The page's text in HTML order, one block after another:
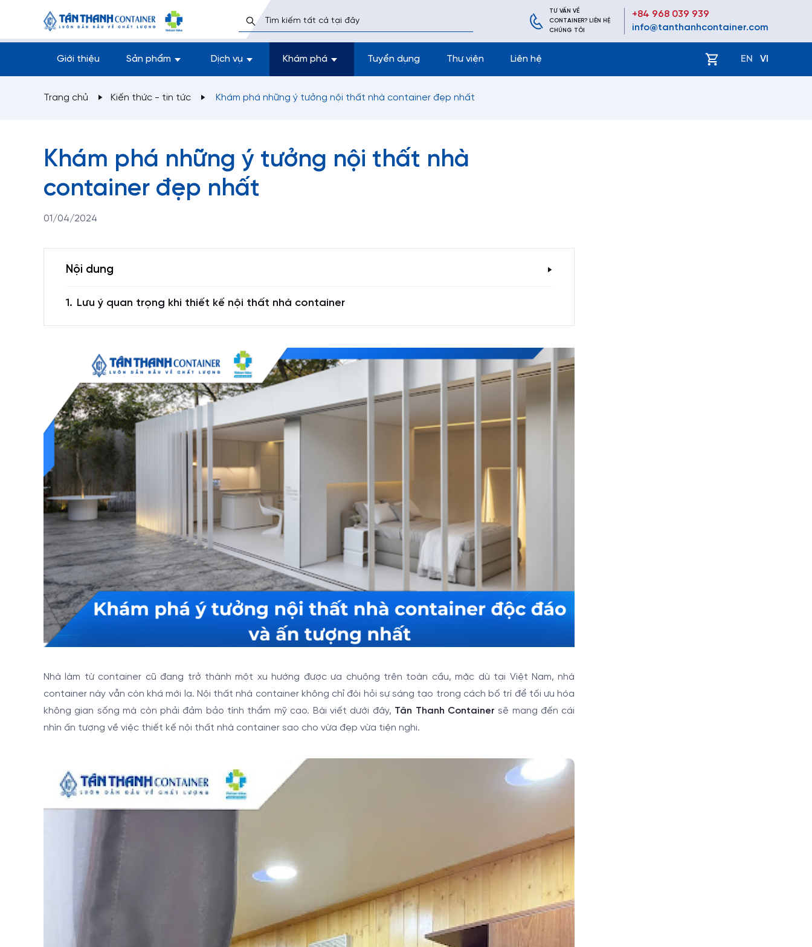
TƯ VẤN VỀ
CONTAINER? LIÊN HỆ
CHÚNG TÔI
+84 968 039 939
info@tanthanhcontainer.com
Giới thiệu Sản phẩm Dịch vụ Khám phá Tuyển dụng Thư viện Liên hệ EN VI
Trang chủ Kiến thức - tin tức Khám phá những ý tưởng nội thất nhà container đẹp nhất
Khám phá những ý tưởng nội thất nhà
container đẹp nhất
01/04/2024
Nội dung
Lưu ý quan trọng khi thiết kế nội thất nhà container
Nhà làm từ container cũ đang trở thành một xu hướng được ưa chuộng trên toàn cầu, mặc dù tại Việt Nam, nhà
container này vẫn còn khá mới lạ. Nội thất nhà container không chỉ đòi hỏi sự sáng tạo trong cách bố trí để tối ưu hóa
không gian sống mà còn phải đảm bảo tính thẩm mỹ cao. Bài viết dưới đây, Tân Thanh Containersẽ mang đến cái
nhìn ấn tượng về việc thiết kế nội thất nhà container sao cho vừa đẹp vừa tiện nghi.